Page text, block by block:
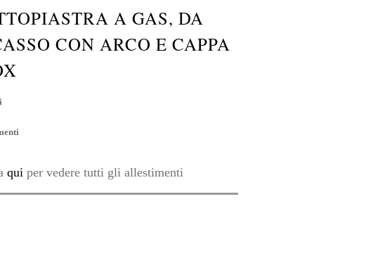
A GAS, DA
CON ARCO E CAPPA
qui per vedere tutti gli allestimenti